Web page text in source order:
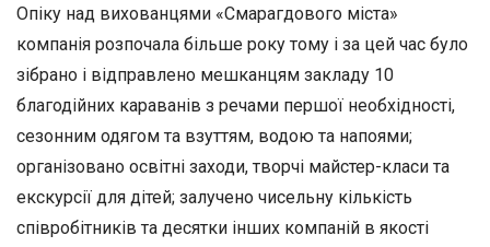
Опіку над вихованцями «Смарагдового міста»
компанія розпочала більше року тому і за цей час було
зібрано і відправлено мешканцям закладу 10
благодійних караванів з речами першої необхідності,
сезонним одягом та взуттям, водою та напоями;
організовано освітні заходи, творчі майстер-класи та
екскурсії для дітей; залучено чисельну кількість
співробітників та десятки інших компаній в якості